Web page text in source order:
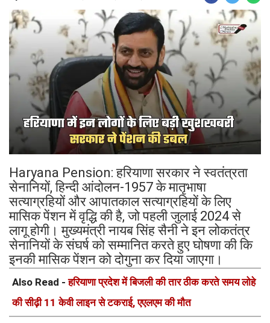
Haryana Pension: हरियाणा सरकार ने स्वतंत्रता
सेनानियों, हिन्दी आंदोलन-1957 के मातृभाषा
सत्याग्रहियों और आपातकाल सत्याग्रहियों के लिए
मासिक पेंशन में वृद्धि की है, जो पहली जुलाई 2024 से
लागू होगी। मुख्यमंत्री नायब सिंह सैनी ने इन लोकतंत्र
सेनानियों के संघर्ष को सम्मानित करते हुए घोषणा की कि
इनकी मासिक पेंशन को दोगुना कर दिया जाएगा।
Also Read -हरियाणा प्रदेश में बिजली की तार ठीक करते समय लोहे
की सीढ़ी 11 केवी लाइन से टकराई, एएलएम की मौत